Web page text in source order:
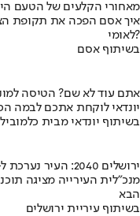
מאחורי הקלעים של הטעם
לאומי?
בשיתוף אסם
אתם עוד לא שם? הטיסה
יונדאי לוקחת אתכם לבמה
בשיתוף יונדאי מבית כלמוביל
ירושלים 2040: העיר נערכת ל- 1.5 מליון תושבים
מנכ"לית העירייה מציגה
הבא
בשיתוף עיריית ירושלים